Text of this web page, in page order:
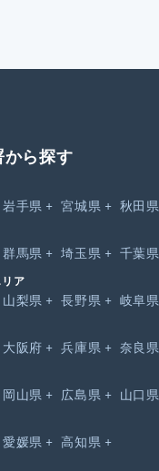
ら探す
岩手県 宮城県 秋田県
群馬県 埼玉県 千葉県
ア
山梨県 長野県 岐阜県
大阪府 兵庫県 奈良県
岡山県 広島県 山口県
愛媛県 高知県